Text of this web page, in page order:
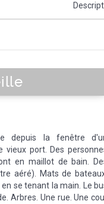
depuis la fenêtre
vieux port. Des
en maillot de bain.
aéré). Mats de
se tenant la main. Le
Arbres. Une rue. Une